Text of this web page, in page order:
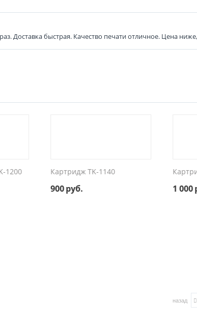
Доставка быстрая. Качество печати отличное. Цена
Картридж TK-1140
руб.
Картридж
1 000 руб.
назад